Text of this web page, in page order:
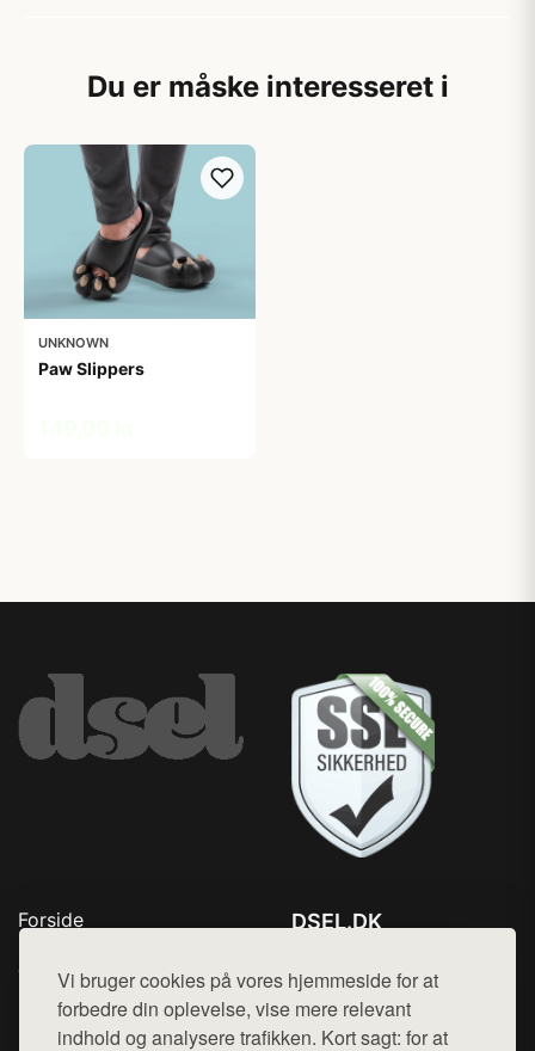
Vi bruger cookies på vores hjemmeside for at
forbedre din oplevelse, vise mere relevant
indhold og analysere trafikken. Kort sagt: for at
Du er måske interesseret i
UNKNOWN
Paw Slippers
Forside
Top Rabatter
Blog
Kontakt
DSEL.DK
Mail: hej@want.dk